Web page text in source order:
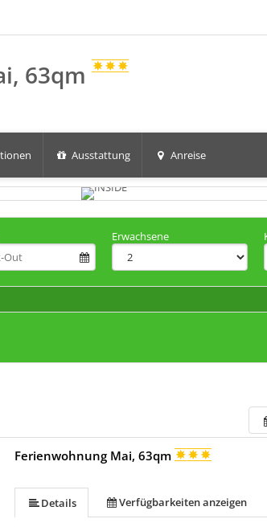
63qm
Ausstattung Anreise
Erwachsene
Ferienwohnung Mai, 63qm
Details Verfügbarkeiten anzeigen